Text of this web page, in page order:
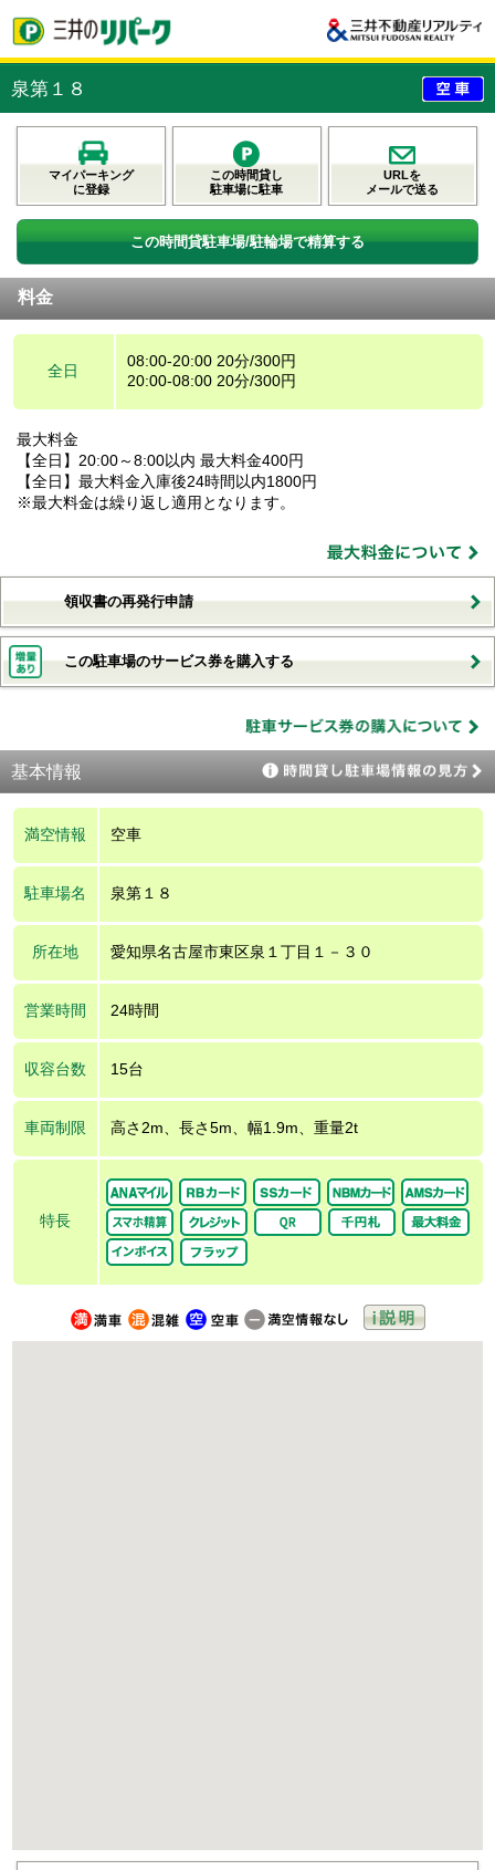
泉第１８
マイパーキング
に登録
この時間貸し
駐車場に駐車
URLを
メールで送る
この時間貸駐車場/駐輪場で精算する
料金
全日
08:00-20:00 20分/300円
20:00-08:00 20分/300円
最大料金
【全日】20:00～8:00以内 最大料金400円
【全日】最大料金入庫後24時間以内1800円
※最大料金は繰り返し適用となります。
領収書の再発行申請
この駐車場のサービス券を購入する
基本情報
満空情報 空車
駐車場名 泉第１８
所在地 愛知県名古屋市東区泉１丁目１－３０
営業時間 24時間
収容台数 15台
車両制限 高さ2m、長さ5m、幅1.9m、重量2t
特長